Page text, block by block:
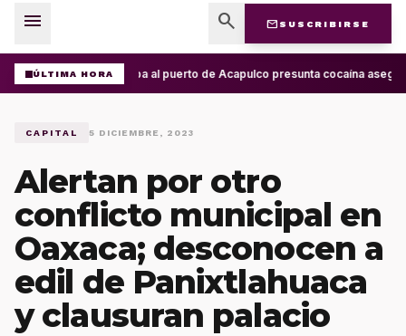
menu search mail SUSCRIBIRSE
ÚLTIMA HORAArriba al puerto de Acapulco presunta cocaína
CAPITAL 5 DICIEMBRE, 2023
Alertan por otro
conflicto municipal en
Oaxaca; desconocen a
edil de Panixtlahuaca
y clausuran palacio